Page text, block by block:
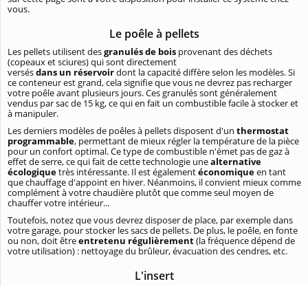
vous.
Le poêle à pellets
Les pellets utilisent desgranulés de bois provenant des déchets
(copeaux et sciures) qui sont directement
versésdans un réservoirdont la capacité diffère selon les modèles. Si
ce conteneur est grand, cela signifie que vous ne devrez pas recharger
votre poêle avant plusieurs jours. Ces granulés sont généralement
vendus par sac de 15 kg, ce qui en fait un combustible facile à stocker et
à manipuler.
Les derniers modèles de poêles à pellets disposent d'un thermostat
programmable, permettant de mieux régler la température de la pièce
pour un confort optimal. Ce type de combustible n'émet pas de gaz à
effet de serre, ce qui fait de cette technologie unealternative
écologiquetrès intéressante. Il est égalementéconomiqueen tant
que chauffage d'appoint en hiver. Néanmoins, il convient mieux comme
complément à votre chaudière plutôt que comme seul moyen de
chauffer votre intérieur...
Toutefois, notez que vous devrez disposer de place, par exemple dans
votre garage, pour stocker les sacs de pellets. De plus, le poêle, en fonte
ou non, doit êtreentretenu régulièrement(la fréquence dépend de
votre utilisation) : nettoyage du brûleur, évacuation des cendres, etc.
L'insert